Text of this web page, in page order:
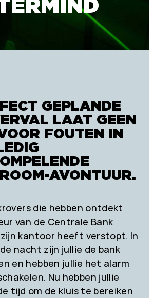
GEPLANDE
LAAT GEEN
FOUTEN IN
AVONTUUR.
die hebben ontdekt
van de Centrale Bank
kantoor heeft verstopt. In
nacht zijn jullie de bank
en hebben jullie het alarm
Nu hebben jullie
tijd om de kluis te bereiken